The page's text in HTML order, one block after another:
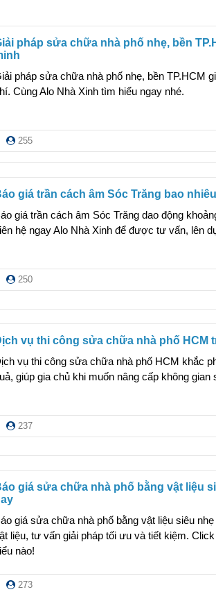
pháp sửa chữa nhà phố nhẹ, bền
pháp sửa chữa nhà phố nhẹ, bền TP.HCM
Cùng Alo Nhà Xinh tìm hiểu ngay nhé.
255
giá trần cách âm Sóc Trăng bao
giá trần cách âm Sóc Trăng dao động
hệ ngay Alo Nhà Xinh để được tư vấn, lên
250
vụ thi công sửa chữa nhà phố HCM
vụ thi công sửa chữa nhà phố HCM khắc
giúp gia chủ khi muốn nâng cấp không gian
237
giá sửa chữa nhà phố bằng vật liệu
giá sửa chữa nhà phố bằng vật liệu siêu
liệu, tư vấn giải pháp tối ưu và tiết kiệm.
nào!
273